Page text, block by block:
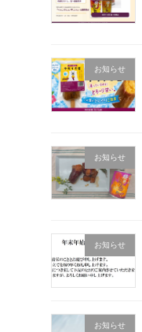
お知らせ
お知らせ
お知らせ
お知らせ